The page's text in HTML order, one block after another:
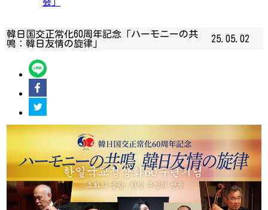
会」
韓日国交正常化60周年記念「ハーモニーの共
鳴：韓日友情の旋律」
25.05.02